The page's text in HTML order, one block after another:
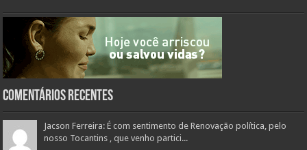
Comentários Recentes
Jacson Ferreira: É com sentimento de Renovação política, pelo
nosso Tocantins , que venho partici...